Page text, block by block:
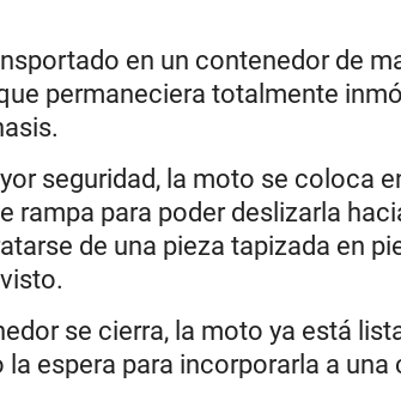
en un contenedor de
permaneciera totalmente
seguridad, la moto se coloca
rampa para poder deslizarla
de una pieza tapizada en
se cierra, la moto ya está
la espera para incorporarla a